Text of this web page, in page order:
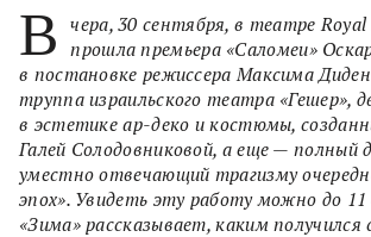
В
чера, 30 сентября, в театре
прошла премьера «Саломеи»
в постановке режиссера Максима
труппа израильского театра «Гешер»,
в эстетике ар-деко и костюмы,
Галей Солодовниковой, а еще — полный
уместно отвечающий трагизму
эпох». Увидеть эту работу можно до
«Зима» рассказывает, каким получился